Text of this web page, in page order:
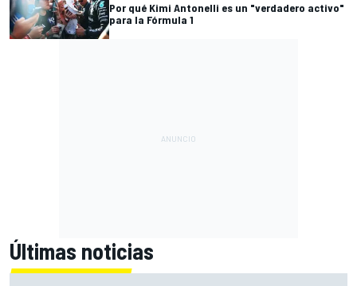
Por qué Kimi Antonelli es un "verdadero activo"
para la Fórmula 1
Últimas noticias